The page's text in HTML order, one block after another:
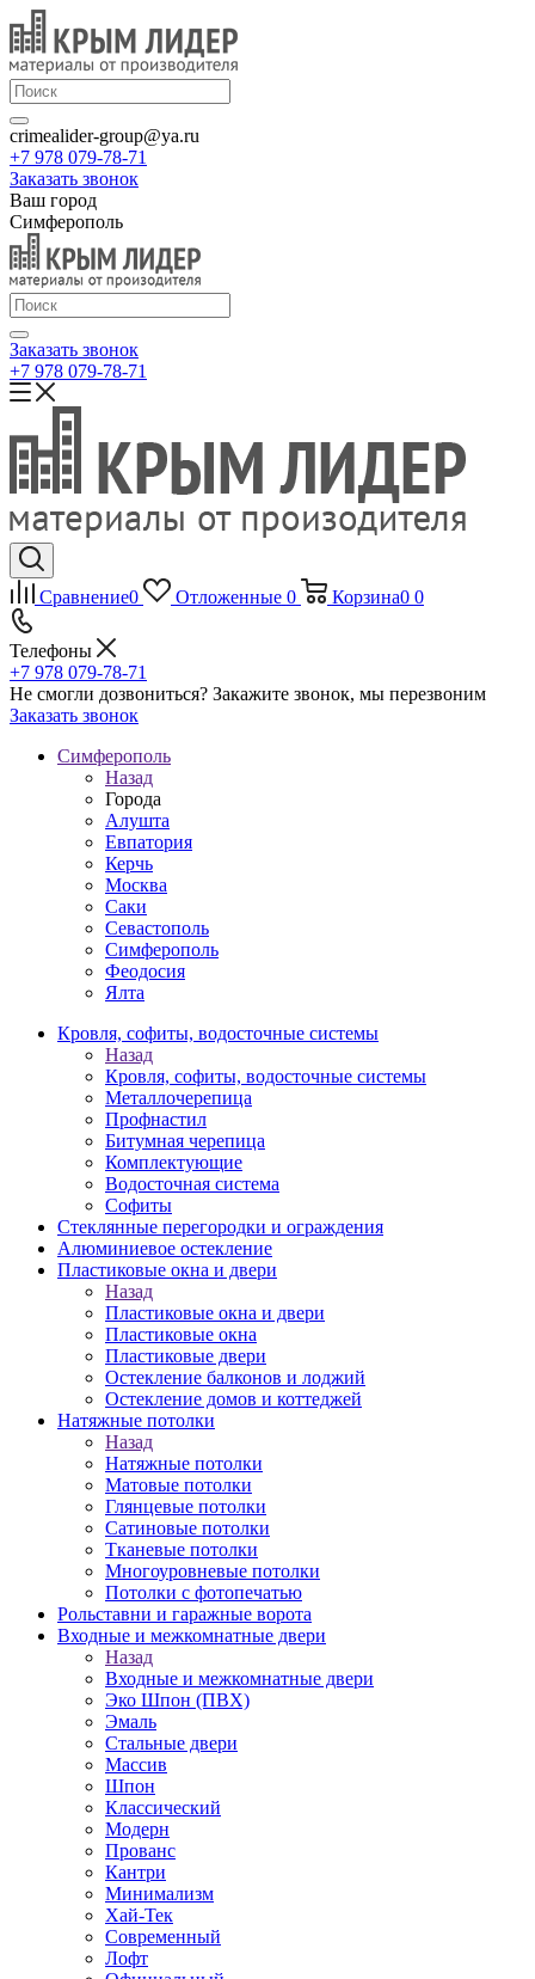
crimealider-group@ya.ru
+7 978 079-78-71
Заказать звонок
Ваш город
Симферополь
Заказать звонок
+7 978 079-78-71
Сравнение0 Отложенные 0 Корзина0 0
Телефоны
+7 978 079-78-71
Не смогли дозвониться? Закажите звонок, мы перезвоним
Заказать звонок
Симферополь
Назад
Города
Алушта
Евпатория
Керчь
Москва
Саки
Севастополь
Симферополь
Феодосия
Ялта
Кровля, софиты, водосточные системы
Назад
Кровля, софиты, водосточные системы
Металлочерепица
Профнастил
Битумная черепица
Комплектующие
Водосточная система
Софиты
Стеклянные перегородки и ограждения
Алюминиевое остекление
Пластиковые окна и двери
Назад
Пластиковые окна и двери
Пластиковые окна
Пластиковые двери
Остекление балконов и лоджий
Остекление домов и коттеджей
Натяжные потолки
Назад
Натяжные потолки
Матовые потолки
Глянцевые потолки
Сатиновые потолки
Тканевые потолки
Многоуровневые потолки
Потолки с фотопечатью
Рольставни и гаражные ворота
Входные и межкомнатные двери
Назад
Входные и межкомнатные двери
Эко Шпон (ПВХ)
Эмаль
Стальные двери
Массив
Шпон
Классический
Модерн
Прованс
Кантри
Минимализм
Хай-Тек
Современный
Лофт